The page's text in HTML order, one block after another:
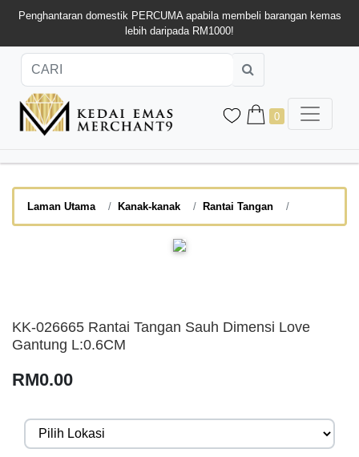
Penghantaran domestik PERCUMA apabila membeli barangan kemas
lebih daripada RM1000!
0
Laman Utama Kanak-kanak Rantai Tangan
KK-026665 Rantai Tangan Sauh Dimensi Love
Gantung L:0.6CM
RM0.00